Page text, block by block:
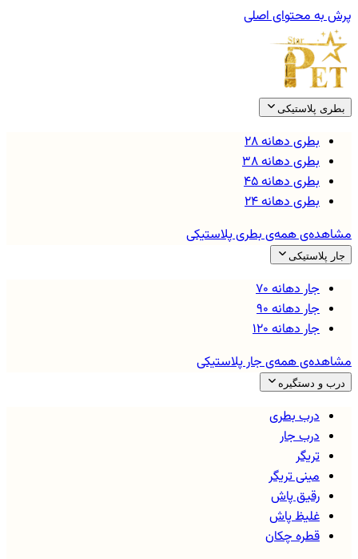
پرش به محتوای اصلی
بطری پلاستیکی
بطری دهانه ۲۸
بطری دهانه ۳۸
بطری دهانه ۴۵
بطری دهانه ۲۴
مشاهده‌ی همه‌یبطری پلاستیکی
جار پلاستیکی
جار دهانه ۷۰
جار دهانه ۹۰
جار دهانه ۱۲۰
مشاهده‌ی همه‌یجار پلاستیکی
درب و دستگیره
درب بطری
درب جار
تریگر
مینی تریگر
رقیق پاش
غلیظ پاش
قطره چکان